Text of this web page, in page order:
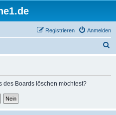
Anmelden
Registrieren
des Boards löschen möchtest?